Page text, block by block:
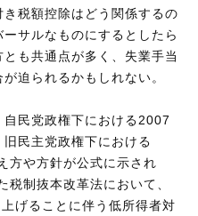
税額控除はどう関係するの
サルなものにするとしたら
も共通点が多く、失業手当
迫られるかもしれない。
民党政権下における2007
民主党政権下における
方や方針が公式に示され
制抜本改革法において、
げることに伴う低所得者対